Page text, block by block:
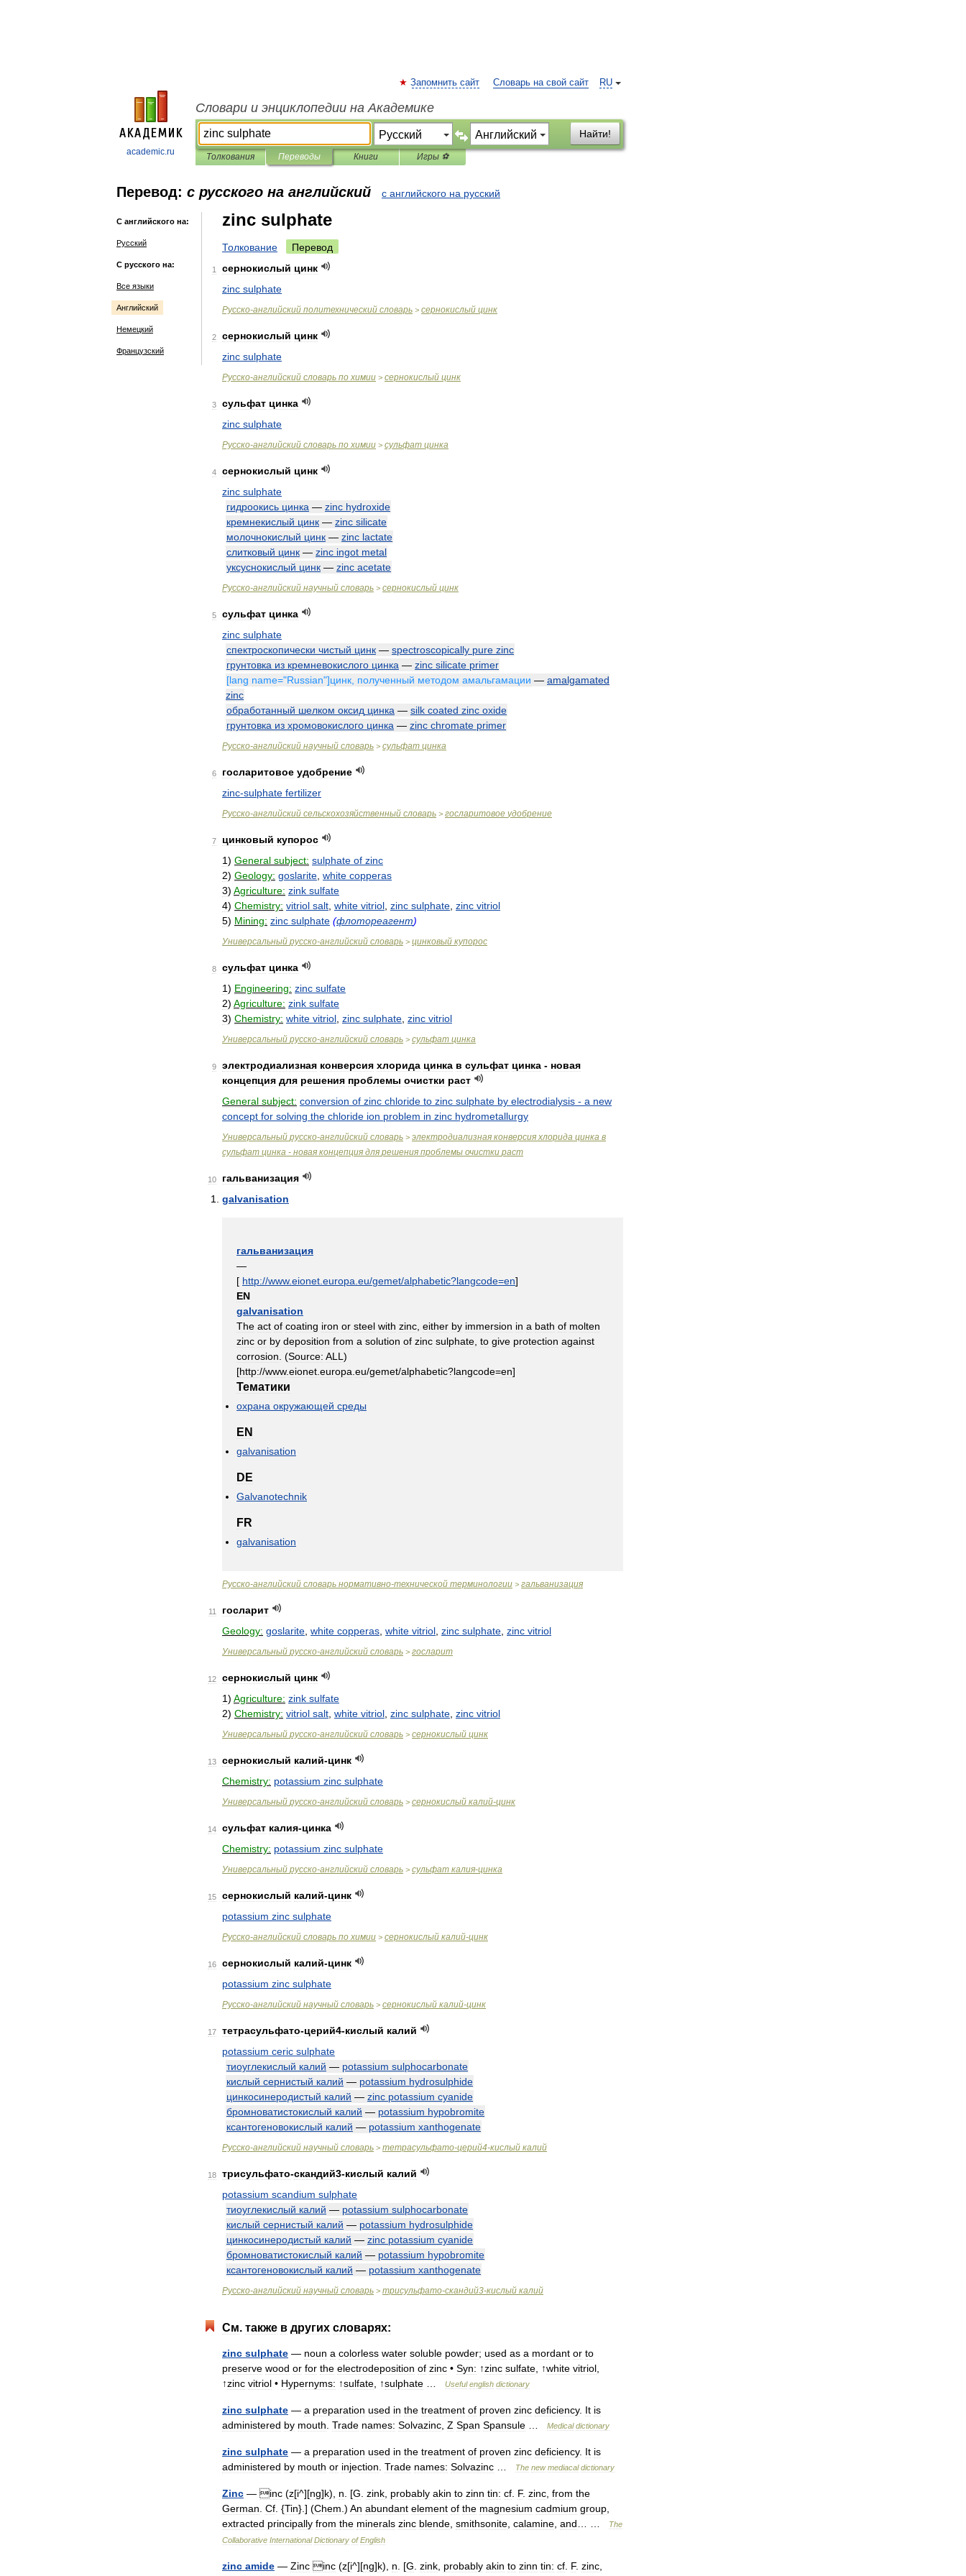
academic.ru
RU
Запомнить сайт Словарь на свой сайт
Словари и энциклопедии на Академике
Найти!
Толкования Переводы Книги Игры ⚽
Перевод: с русского на английский с английского на русский
С английского на:
Русский
С русского на:
Все языки
Английский
Немецкий
Французский
zinc sulphate
Толкование Перевод
1 сернокислый цинк
zinc sulphate
Русско-английский политехнический словарь > сернокислый цинк
2 сернокислый цинк
zinc sulphate
Русско-английский словарь по химии > сернокислый цинк
3 сульфат цинка
zinc sulphate
Русско-английский словарь по химии > сульфат цинка
4 сернокислый цинк
zinc sulphate
гидроокись цинка — zinc hydroxide
кремнекислый цинк — zinc silicate
молочнокислый цинк — zinc lactate
слитковый цинк — zinc ingot metal
уксуснокислый цинк — zinc acetate
Русско-английский научный словарь > сернокислый цинк
5 сульфат цинка
zinc sulphate
спектроскопически чистый цинк — spectroscopically pure zinc
грунтовка из кремневокислого цинка — zinc silicate primer
[lang name="Russian"]цинк полученный методом амальгамации — amalgamated
zinc
обработанный шелком оксид цинка — silk coated zinc oxide
грунтовка из хромовокислого цинка — zinc chromate primer
Русско-английский научный словарь > сульфат цинка
6 госларитовое удобрение
zinc-sulphate fertilizer
Русско-английский сельскохозяйственный словарь > госларитовое удобрение
7 цинковый купорос
1) General subject: sulphate of zinc
2) Geology: goslarite white copperas
3) Agriculture: zink sulfate
4) Chemistry: vitriol salt white vitriol zinc sulphate zinc vitriol
5) Mining: zinc sulphate (флотореагент)
Универсальный русско-английский словарь > цинковый купорос
8 сульфат цинка
1) Engineering: zinc sulfate
2) Agriculture: zink sulfate
3) Chemistry: white vitriol zinc sulphate zinc vitriol
Универсальный русско-английский словарь > сульфат цинка
9 электродиализная конверсия хлорида цинка в сульфат цинка - новая
концепция для решения проблемы очистки раст
General subject: conversion of zinc chloride to zinc sulphate by electrodialysis - a new
concept for solving the chloride ion problem in zinc hydrometallurgy
Универсальный русско-английский словарь > электродиализная конверсия хлорида цинка в
сульфат цинка - новая концепция для решения проблемы очистки раст
10
гальванизация
galvanisation
гальванизация
—
[ http://www.eionet europa eu/gemet/alphabetic?langcode=en]
EN
galvanisation
The act of coating iron or steel with zinc either by immersion in a bath of molten
zinc or by deposition from a solution of zinc sulphate to give protection against
corrosion . (Source: ALL )
[http://www.eionet europa eu/gemet/alphabetic?langcode=en]
Тематики
охрана окружающей среды
EN
galvanisation
DE
Galvanotechnik
FR
galvanisation
Русско-английский словарь нормативно-технической терминологии > гальванизация
11
госларит
Geology: goslarite white copperas white vitriol zinc sulphate zinc vitriol
Универсальный русско-английский словарь > госларит
12 сернокислый цинк
1) Agriculture: zink sulfate
2) Chemistry: vitriol salt white vitriol zinc sulphate zinc vitriol
Универсальный русско-английский словарь > сернокислый цинк
13 сернокислый калий-цинк
Chemistry: potassium zinc sulphate
Универсальный русско-английский словарь > сернокислый калий-цинк
14 сульфат калия-цинка
Chemistry: potassium zinc sulphate
Универсальный русско-английский словарь > сульфат калия-цинка
15 сернокислый калий-цинк
potassium zinc sulphate
Русско-английский словарь по химии > сернокислый калий-цинк
16 сернокислый калий-цинк
potassium zinc sulphate
Русско-английский научный словарь > сернокислый калий-цинк
17 тетрасульфато-церий4-кислый калий
potassium ceric sulphate
тиоуглекислый калий — potassium sulphocarbonate
кислый сернистый калий — potassium hydrosulphide
цинкосинеродистый калий — zinc potassium cyanide
бромноватистокислый калий — potassium hypobromite
ксантогеновокислый калий — potassium xanthogenate
Русско-английский научный словарь > тетрасульфато-церий4-кислый калий
18 трисульфато-скандий3-кислый калий
potassium scandium sulphate
тиоуглекислый калий — potassium sulphocarbonate
кислый сернистый калий — potassium hydrosulphide
цинкосинеродистый калий — zinc potassium cyanide
бромноватистокислый калий — potassium hypobromite
ксантогеновокислый калий — potassium xanthogenate
Русско-английский научный словарь > трисульфато-скандий3-кислый калий
См. также в других словарях:
zinc sulphate — noun a colorless water soluble powder; used as a mordant or to
preserve wood or for the electrodeposition of zinc • Syn: ↑zinc sulfate , ↑white vitriol
↑zinc vitriol • Hypernyms: ↑sulfate , ↑sulphate Useful english dictionary
zinc sulphate — a preparation used in the treatment of proven zinc deficiency. It is
administered by mouth Trade names: Solvazinc Z Span Spansule Medical dictionary
zinc sulphate — a preparation used in the treatment of proven zinc deficiency. It is
administered by mouth or injection Trade names: Solvazinc The new mediacal dictionary
Zinc — inc (z[i^][ng]k), n . [G zink probably akin to zinn tin: cf F. zinc from the
German Cf . {Tin}.] (Chem .) An abundant element of the magnesium cadmium group
extracted principally from the minerals zinc blende smithsonite calamine and
The
Collaborative International Dictionary of English
zinc amide — Zinc inc (z[i^][ng]k), n . [G zink probably akin to zinn tin: cf F. zinc